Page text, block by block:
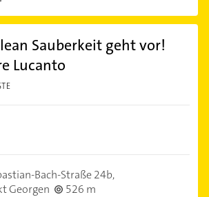
Sauberkeit geht vor!
Lucanto
Bach-Straße 24b,
Georgen
526 m